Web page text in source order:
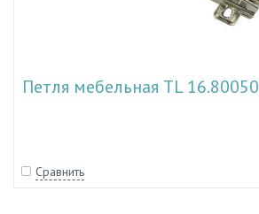
Петля мебельная TL 16.80050
Сравнить